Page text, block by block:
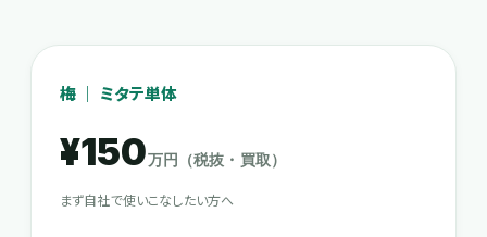
梅 ｜ ミタテ単体
¥150万円（税抜・買取）
まず自社で使いこなしたい方へ